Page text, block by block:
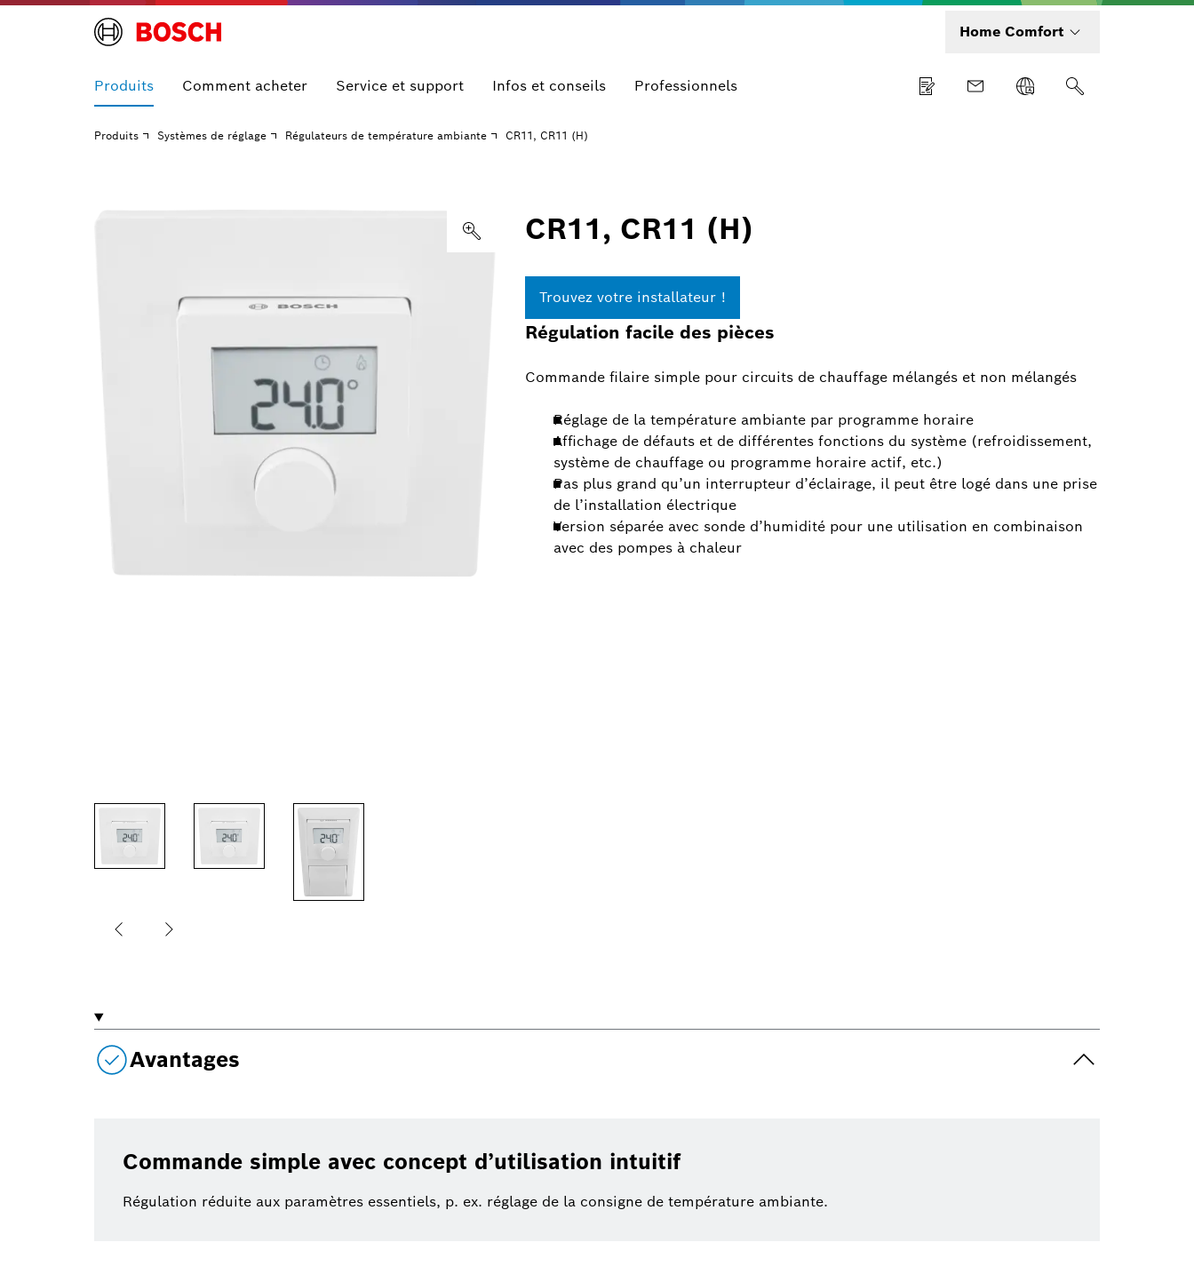
Home Comfort
Produits Comment acheter Service et support Infos et conseils Professionnels
Produits Systèmes de réglage Régulateurs de température ambiante CR11, CR11 (H)
CR11, CR11 (H)
Trouvez votre installateur !
Régulation facile des pièces
Commande filaire simple pour circuits de chauffage mélangés et non mélangés
Réglage de la température ambiante par programme horaire
Affichage de défauts et de différentes fonctions du système (refroidissement,
système de chauffage ou programme horaire actif, etc.)
Pas plus grand qu’un interrupteur d’éclairage, il peut être logé dans une prise
de l’installation électrique
Version séparée avec sonde d’humidité pour une utilisation en combinaison
avec des pompes à chaleur
Avantages
Commande simple avec concept d’utilisation intuitif
Régulation réduite aux paramètres essentiels, p. ex. réglage de la consigne de température ambiante.